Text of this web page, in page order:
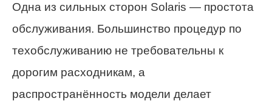
Одна из сильных сторон Solaris — простота
обслуживания. Большинство процедур по
техобслуживанию не требовательны к
дорогим расходникам, а
распространённость модели делает